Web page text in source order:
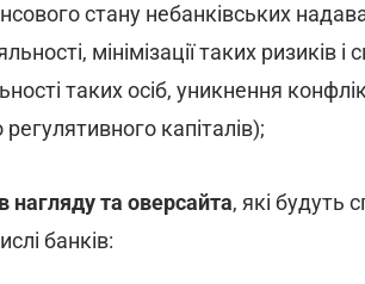
стану небанківських
мінімізації таких ризиків і
таких осіб, уникнення
капіталів);
нагляду та оверсайта, які будуть
банків: